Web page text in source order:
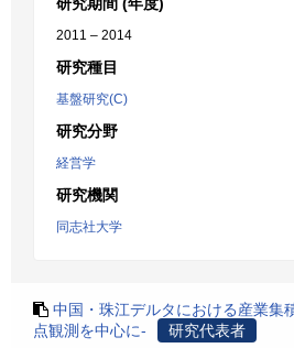
2011 – 2014
研究種目
基盤研究(C)
研究分野
経営学
研究機関
同志社大学
中国・珠江デルタにおける産業集
点観測を中心に-
研究代表者